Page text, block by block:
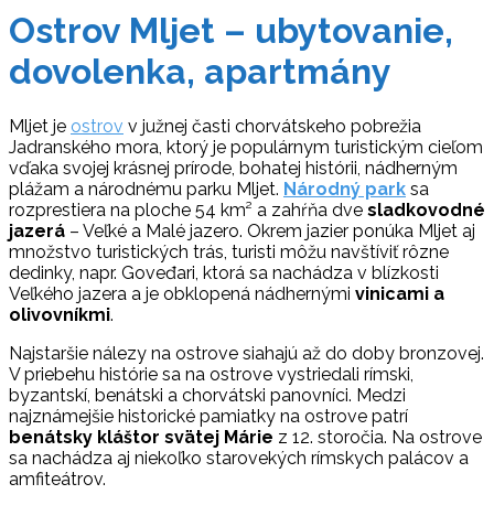
Ostrov Mljet – ubytovanie,
dovolenka, apartmány
Mljet je ostrov v južnej časti chorvátskeho pobrežia
Jadranského mora, ktorý je populárnym turistickým cieľom
vďaka svojej krásnej prírode, bohatej histórii, nádherným
plážam a národnému parku Mljet. Národný park sa
rozprestiera na ploche 54 km² a zahŕňa dve sladkovodné
jazerá – Veľké a Malé jazero. Okrem jazier ponúka Mljet aj
množstvo turistických trás, turisti môžu navštíviť rôzne
dedinky, napr. Goveđari, ktorá sa nachádza v blízkosti
Veľkého jazera a je obklopená nádhernými vinicami a
olivovníkmi.
Najstaršie nálezy na ostrove siahajú až do doby bronzovej.
V priebehu histórie sa na ostrove vystriedali rímski,
byzantskí, benátski a chorvátski panovníci. Medzi
najznámejšie historické pamiatky na ostrove patrí
benátsky kláštor svätej Márie z 12. storočia. Na ostrove
sa nachádza aj niekoľko starovekých rímskych palácov a
amfiteátrov.